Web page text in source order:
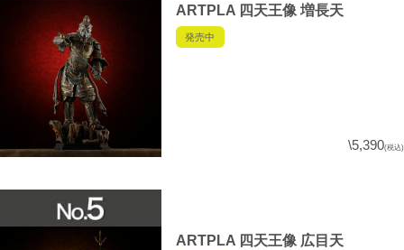
ARTPLA 四天王像 増長天
発売中
\5,390(税込)
ARTPLA 四天王像 広目天